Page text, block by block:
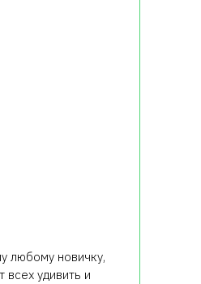
любому новичку,
удивить и